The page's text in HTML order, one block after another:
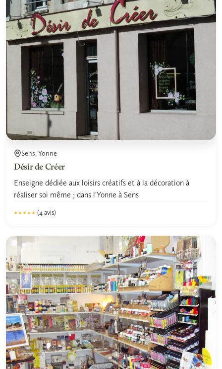
Sens, Yonne
Désir de Créer
Enseigne dédiée aux loisirs créatifs et à la décoration à
réaliser soi même ; dans l'Yonne à Sens
★★★★★
★★★★★ (4 avis)